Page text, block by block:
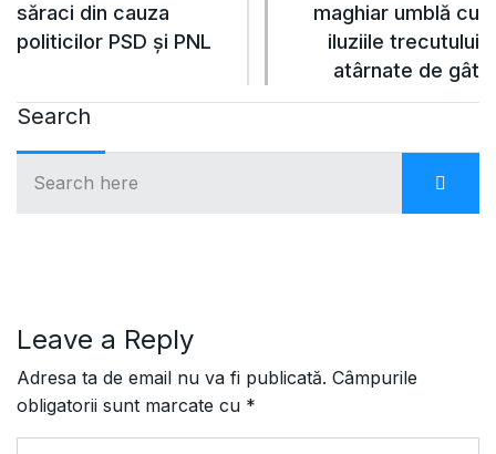
săraci din cauza
politicilor PSD și PNL
maghiar umblă cu
iluziile trecutului
atârnate de gât
Search
Leave a Reply
Adresa ta de email nu va fi publicată. Câmpurile
obligatorii sunt marcate cu *